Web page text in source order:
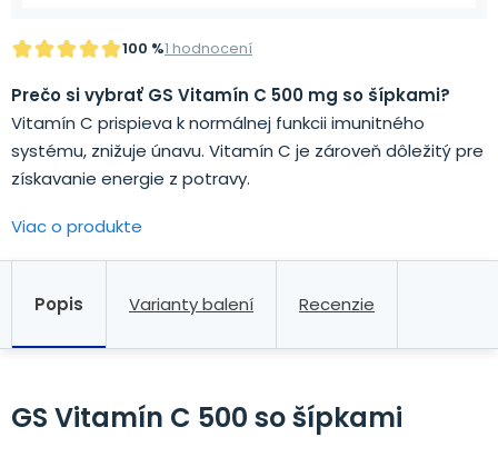
100 %1 hodnocení
Prečo si vybrať GS Vitamín C 500 mg so šípkami?
Vitamín C prispieva k normálnej funkcii imunitného
systému, znižuje únavu. Vitamín C je zároveň dôležitý pre
získavanie energie z potravy.
Viac o produkte
Popis Varianty balení Recenzie
GS Vitamín C 500 so šípkami